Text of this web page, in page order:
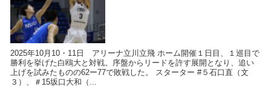
2025年10月10・11日 アリーナ立川立飛 ホーム開催１日目、１巡目で
勝利を挙げた白鴎大と対戦。序盤からリードを許す展開となり、追い
上げを試みたものの62ー77で敗戦した。 スターター #５石口直（文
３）、＃15坂口大和（...